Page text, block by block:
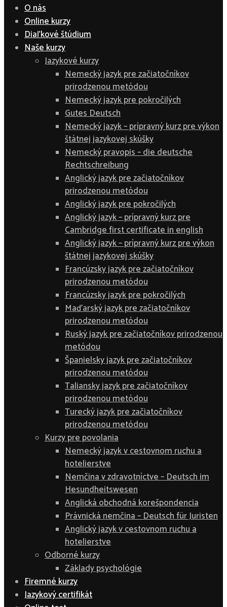
O nás
Online kurzy
Diaľkové štúdium
Naše kurzy
Jazykové kurzy
Nemecký jazyk pre začiatočníkov
prirodzenou metódou
Nemecký jazyk pre pokročilých
Gutes Deutsch
Nemecký jazyk – prípravný kurz pre výkon
štátnej jazykovej skúšky
Nemecký pravopis – die deutsche
Rechtschreibung
Anglický jazyk pre začiatočníkov
prirodzenou metódou
Anglický jazyk pre pokročilých
Anglický jazyk – prípravný kurz pre
Cambridge first certificate in english
Anglický jazyk – prípravný kurz pre výkon
štátnej jazykovej skúšky
Francúzsky jazyk pre začiatočníkov
prirodzenou metódou
Francúzsky jazyk pre pokročilých
Maďarský jazyk pre začiatočníkov
prirodzenou metódou
Ruský jazyk pre začiatočníkov prirodzenou
metódou
Španielsky jazyk pre začiatočníkov
prirodzenou metódou
Taliansky jazyk pre začiatočníkov
prirodzenou metódou
Turecký jazyk pre začiatočníkov
prirodzenou metódou
Kurzy pre povolania
Nemecký jazyk v cestovnom ruchu a
hotelierstve
Nemčina v zdravotníctve – Deutsch im
Hesundheitswesen
Anglická obchodná korešpondencia
Právnická nemčina – Deutsch für Juristen
Anglický jazyk v cestovnom ruchu a
hotelierstve
Odborné kurzy
Základy psychológie
Firemné kurzy
Jazykový certifikát